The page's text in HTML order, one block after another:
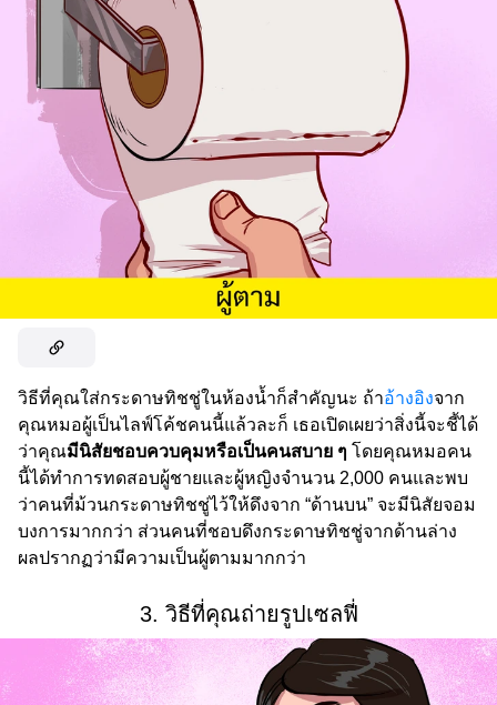
วิธีที่คุณใส่กระดาษทิชชู่ในห้องน้ำก็สำคัญนะ ถ้าอ้างอิงจาก
คุณหมอผู้เป็นไลฟ์โค้ชคนนี้แล้วละก็ เธอเปิดเผยว่าสิ่งนี้จะชี้ได้
ว่าคุณมีนิสัยชอบควบคุมหรือเป็นคนสบาย ๆ โดยคุณหมอคน
นี้ได้ทำการทดสอบผู้ชายและผู้หญิงจำนวน 2,000 คนและพบ
ว่าคนที่ม้วนกระดาษทิชชู่ไว้ให้ดึงจาก “ด้านบน” จะมีนิสัยจอม
บงการมากกว่า ส่วนคนที่ชอบดึงกระดาษทิชชู่จากด้านล่าง
ผลปรากฏว่ามีความเป็นผู้ตามมากกว่า
3. วิธีที่คุณถ่ายรูปเซลฟี่